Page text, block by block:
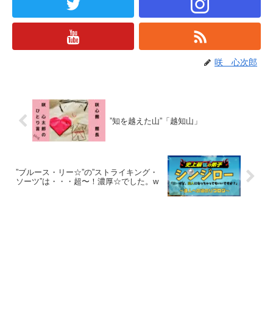
咲 心次郎
”知を越えた山”「越知山」
”ブルース・リー☆”の”ストライキング・
ソーツ”は・・・超〜！濃厚☆でした。w